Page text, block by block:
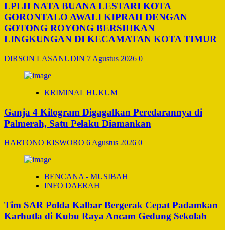
LPLH NATA BUANA LESTARI KOTA
GORONTALO AWALI KIPRAH DENGAN
GOTONG ROYONG BERSIHKAN
LINGKUNGAN DI KECAMATAN KOTA TIMUR
DIRSON LASANUDIN 7 Agustus 2026 0
KRIMINAL HUKUM
Ganja 4 Kilogram Digagalkan Peredarannya di
Palmerah, Satu Pelaku Diamankan
HARTONO KISWORO 6 Agustus 2026 0
BENCANA - MUSIBAH
INFO DAERAH
Tim SAR Polda Kalbar Bergerak Cepat Padamkan
Karhutla di Kubu Raya Ancam Gedung Sekolah